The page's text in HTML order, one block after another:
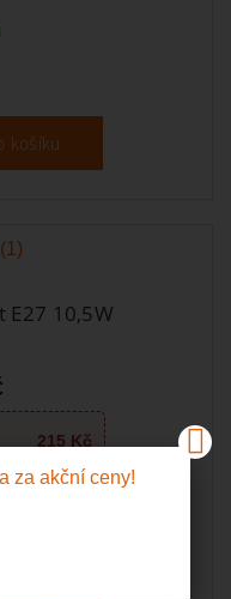
košíku
E27 10,5W
215 Kč